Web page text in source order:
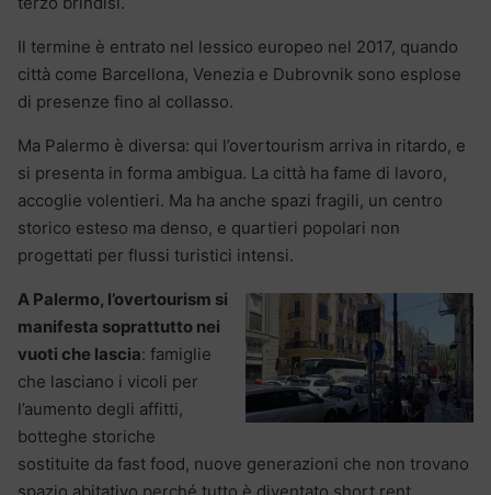
Il termine è entrato nel lessico europeo nel 2017, quando
città come Barcellona, Venezia e Dubrovnik sono esplose
di presenze fino al collasso.
Ma Palermo è diversa: qui l’overtourism arriva in ritardo, e
si presenta in forma ambigua. La città ha fame di lavoro,
accoglie volentieri. Ma ha anche spazi fragili, un centro
storico esteso ma denso, e quartieri popolari non
progettati per flussi turistici intensi.
A Palermo, l’overtourism si
manifesta soprattutto nei
vuoti che lascia: famiglie
che lasciano i vicoli per
l’aumento degli affitti,
botteghe storiche
sostituite da fast food, nuove generazioni che non trovano